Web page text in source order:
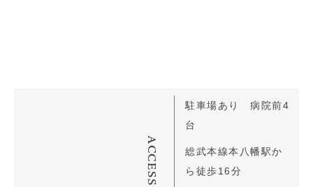
ACCESS
駐車場あり 病院前4
台
総武本線本八幡駅か
ら徒歩16分